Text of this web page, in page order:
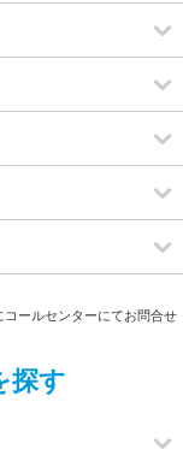
ールセンターにてお問合せ
探す